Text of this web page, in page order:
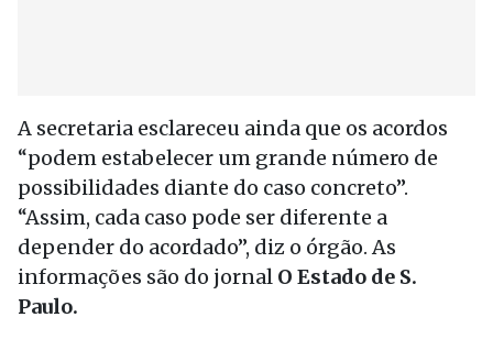
A secretaria esclareceu ainda que os acordos
“podem estabelecer um grande número de
possibilidades diante do caso concreto”.
“Assim, cada caso pode ser diferente a
depender do acordado”, diz o órgão. As
informações são do jornal O Estado de S.
Paulo.